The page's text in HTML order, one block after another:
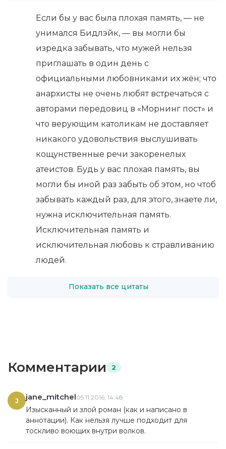
Если бы у вас была плохая память, — не
унимался Бидлэйк, — вы могли бы
изредка забывать, что мужей нельзя
приглашать в один день с
официальными любовниками их жён; что
анархисты не очень любят встречаться с
авторами передовиц в «Морнинг пост» и
что верующим католикам не доставляет
никакого удовольствия выслушивать
кощунственные речи закоренелых
атеистов. Будь у вас плохая память, вы
могли бы иной раз забыть об этом, но чтоб
забывать каждый раз, для этого, знаете ли,
нужна исключительная память.
Исключительная память и
исключительная любовь к стравливанию
людей.
Показать все цитаты
Комментарии 2
J jane_mitchel05.11.2016, 14:48
Изысканный и злой роман (как и написано в
аннотации). Как нельзя лучше подходит для
тоскливо воющих внутри волков.